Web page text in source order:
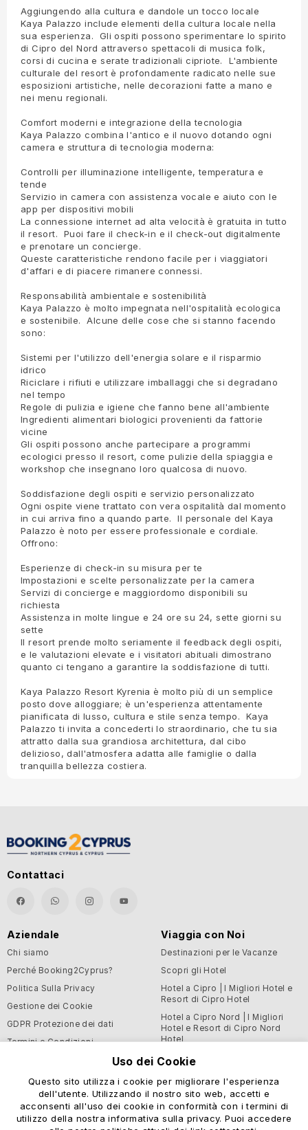
Aggiungendo alla cultura e dandole un tocco locale
Kaya Palazzo include elementi della cultura locale nella
sua esperienza. Gli ospiti possono sperimentare lo spirito
di Cipro del Nord attraverso spettacoli di musica folk,
corsi di cucina e serate tradizionali cipriote. L'ambiente
culturale del resort è profondamente radicato nelle sue
esposizioni artistiche, nelle decorazioni fatte a mano e
nei menu regionali.
Comfort moderni e integrazione della tecnologia
Kaya Palazzo combina l'antico e il nuovo dotando ogni
camera e struttura di tecnologia moderna:
Controlli per illuminazione intelligente, temperatura e
tende
Servizio in camera con assistenza vocale e aiuto con le
app per dispositivi mobili
La connessione internet ad alta velocità è gratuita in tutto
il resort. Puoi fare il check-in e il check-out digitalmente
e prenotare un concierge.
Queste caratteristiche rendono facile per i viaggiatori
d'affari e di piacere rimanere connessi.
Responsabilità ambientale e sostenibilità
Kaya Palazzo è molto impegnata nell'ospitalità ecologica
e sostenibile. Alcune delle cose che si stanno facendo
sono:
Sistemi per l'utilizzo dell'energia solare e il risparmio
idrico
Riciclare i rifiuti e utilizzare imballaggi che si degradano
nel tempo
Regole di pulizia e igiene che fanno bene all'ambiente
Ingredienti alimentari biologici provenienti da fattorie
vicine
Gli ospiti possono anche partecipare a programmi
ecologici presso il resort, come pulizie della spiaggia e
workshop che insegnano loro qualcosa di nuovo.
Soddisfazione degli ospiti e servizio personalizzato
Ogni ospite viene trattato con vera ospitalità dal momento
in cui arriva fino a quando parte. Il personale del Kaya
Palazzo è noto per essere professionale e cordiale.
Offrono:
Esperienze di check-in su misura per te
Impostazioni e scelte personalizzate per la camera
Servizi di concierge e maggiordomo disponibili su
richiesta
Assistenza in molte lingue e 24 ore su 24, sette giorni su
sette
Il resort prende molto seriamente il feedback degli ospiti,
e le valutazioni elevate e i visitatori abituali dimostrano
quanto ci tengano a garantire la soddisfazione di tutti.
Kaya Palazzo Resort Kyrenia è molto più di un semplice
posto dove alloggiare; è un'esperienza attentamente
pianificata di lusso, cultura e stile senza tempo. Kaya
Palazzo ti invita a concederti lo straordinario, che tu sia
attratto dalla sua grandiosa architettura, dal cibo
delizioso, dall'atmosfera adatta alle famiglie o dalla
tranquilla bellezza costiera.
Contattaci
Aziendale
Chi siamo
Perché Booking2Cyprus?
Politica Sulla Privacy
Gestione dei Cookie
GDPR Protezione dei dati
Termini e Condizioni
Viaggia con Noi
Destinazioni per le Vacanze
Scopri gli Hotel
Hotel a Cipro | I Migliori Hotel e
Resort di Cipro Hotel
Hotel a Cipro Nord | I Migliori
Hotel e Resort di Cipro Nord
Hotel
Supporto e Informazioni
Centro Assistenza
Uso dei Cookie
Questo sito utilizza i cookie per migliorare l'esperienza
dell'utente. Utilizzando il nostro sito web, accetti e
acconsenti all'uso dei cookie in conformità con i termini di
utilizzo della nostra informativa sulla privacy. Puoi accedere